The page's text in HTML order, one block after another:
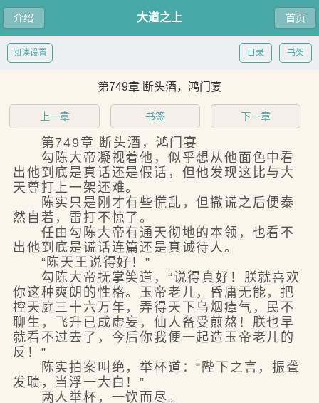
介绍 首页
大道之上
书架
目录
阅读设置
第749章 断头酒，鸿门宴
上一章 书签 下一章
第749章 断头酒，鸿门宴
勾陈大帝凝视着他，似乎想从他面色中看
出他到底是真话还是假话，但他发现这比与大
天尊打上一架还难。
陈实只是刚才有些慌乱，但撒谎之后便泰
然自若，雷打不惊了。
任由勾陈大帝有通天彻地的本领，也看不
出他到底是谎话连篇还是真诚待人。
“陈天王说得好！”
勾陈大帝抚掌笑道，“说得真好！朕就喜欢
你这种爽朗的性格。玉帝老儿，昏庸无能，把
控天庭三十六万年，弄得天下乌烟瘴气，民不
聊生，飞升已成虚妄，仙人备受煎熬！朕也早
就看不过去了，今后你我便一起造玉帝老儿的
反！”
陈实拍案叫绝，举杯道：“陛下之言，振聋
发聩，当浮一大白！”
两人举杯，一饮而尽。